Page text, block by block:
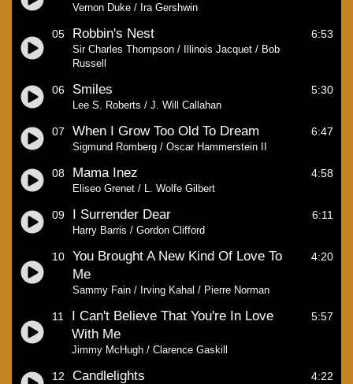
Vernon Duke / Ira Gershwin
05 Robbin's Nest
Sir Charles Thompson / Illinois Jacquet / Bob
Russell
6:53
06 Smiles
Lee S. Roberts / J. Will Callahan
5:30
07 When I Grow Too Old To Dream
Sigmund Romberg / Oscar Hammerstein II
6:47
08 Mama Inez
Eliseo Grenet / L. Wolfe Gilbert
4:58
09 I Surrender Dear
Harry Barris / Gordon Clifford
6:11
10
You Brought A New Kind Of Love To
Me
Sammy Fain / Irving Kahal / Pierre Norman
4:20
11
I Can't Believe That You're In Love
With Me
Jimmy McHugh / Clarence Gaskill
5:57
12 Candlelights 4:22